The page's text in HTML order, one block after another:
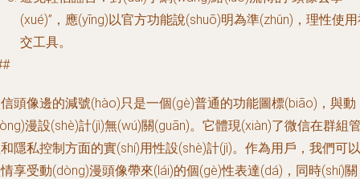
(xué)”，應(yīng)以官方功能說(shuō)明為準(zhǔn)，理性使
交工具。
頭像邊的減號(hào)只是一個(gè)普通的功能圖標(biāo)，與動
漫設(shè)計(jì)無(wú)關(guān)。它體現(xiàn)了微信在群組
隱私控制方面的實(shí)用性設(shè)計(jì)。作為用戶，我們可以
享受動(dòng)漫頭像帶來(lái)的個(gè)性表達(dá)，同時(shí)關